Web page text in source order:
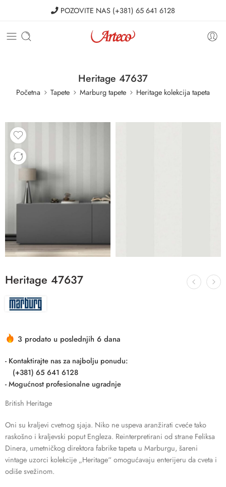
POZOVITE NAS (+381) 65 641 6128
Heritage 47637
Početna Tapete Marburg tapete Heritage kolekcija tapeta
Heritage 47637
3 prodato u poslednjih 6 dana
- Kontaktirajte nas za najbolju ponudu:
(+381) 65 641 6128
- Mogućnost profesionalne ugradnje
British Heritage
Oni su kraljevi cvetnog sjaja. Niko ne uspeva aranžirati cveće tako
raskošno i kraljevski poput Engleza. Reinterpretirani od strane Feliksa
Dinera, umetničkog direktora fabrike tapeta u Marburgu, šareni
vintage uzorci kolekcije „Heritage“ omogućavaju enterijeru da cveta i
odiše svežinom.